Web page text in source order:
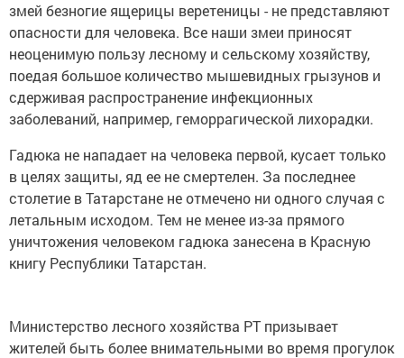
змей безногие ящерицы веретеницы - не представляют
опасности для человека. Все наши змеи приносят
неоценимую пользу лесному и сельскому хозяйству,
поедая большое количество мышевидных грызунов и
сдерживая распространение инфекционных
заболеваний, например, геморрагической лихорадки.
Гадюка не нападает на человека первой, кусает только
в целях защиты, яд ее не смертелен. За последнее
столетие в Татарстане не отмечено ни одного случая с
летальным исходом. Тем не менее из-за прямого
уничтожения человеком гадюка занесена в Красную
книгу Республики Татарстан.
Министерство лесного хозяйства РТ призывает
жителей быть более внимательными во время прогулок